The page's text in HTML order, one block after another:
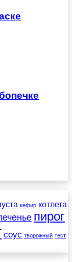
кефир котлета
пирог
соус творожный тест